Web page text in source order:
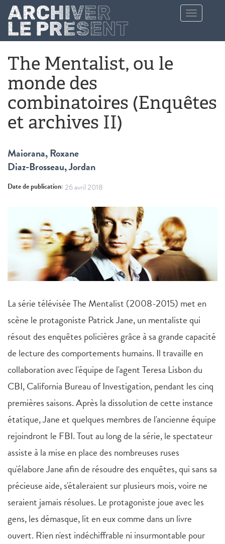
Aller au contenu principal
Toggle
navigation
The Mentalist, ou le
monde des
combinatoires (Enquêtes
et archives II)
Maiorana, Roxane
Diaz-Brosseau, Jordan
Date de publication:26 avril 2018
La série télévisée The Mentalist (2008-2015) met en
scène le protagoniste Patrick Jane, un mentaliste qui
résout des enquêtes policières grâce à sa grande capacité
de lecture des comportements humains. Il travaille en
collaboration avec l'équipe de l'agent Teresa Lisbon du
CBI, California Bureau of Investigation, pendant les cinq
premières saisons. Après la dissolution de cette instance
étatique, Jane et quelques membres de l'ancienne équipe
rejoindront le FBI. Tout au long de la série, le spectateur
assiste à la mise en place des nombreuses ruses
qu'élabore Jane afin de résoudre des enquêtes, qui sans sa
précieuse aide, s'étaleraient sur plusieurs mois, voire ne
seraient jamais résolues. Le protagoniste joue avec les
gens, les démasque, lit en eux comme dans un livre
ouvert. Rien n'est indéchiffrable ni insurmontable pour